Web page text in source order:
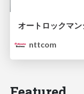
nttcom